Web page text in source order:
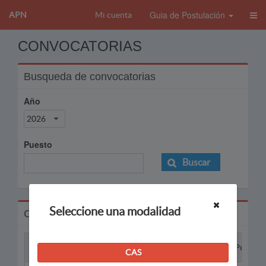
APN Mi cuenta Guia de Postulación
CONVOCATORIAS
Busqueda de convocatorias
Año
2026
Puesto
Buscar
Convocatorias
Puesto
Seleccione una modalidad
CAS